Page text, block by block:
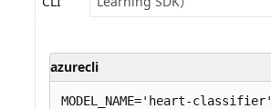
azurecli
MODEL_NAME='heart-classifier'